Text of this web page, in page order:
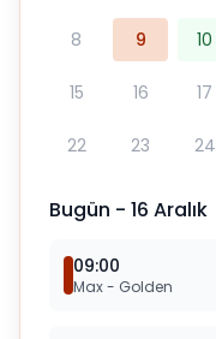
8 9 10
15 16 17
22 23 24
Bugün - 16 Aralık
09:00
Max - Golden